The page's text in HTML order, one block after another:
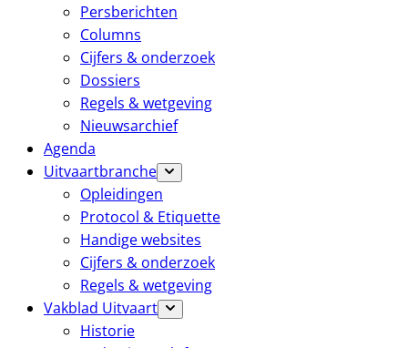
Persberichten
Columns
Cijfers & onderzoek
Dossiers
Regels & wetgeving
Nieuwsarchief
Agenda
Uitvaartbranche
Opleidingen
Protocol & Etiquette
Handige websites
Cijfers & onderzoek
Regels & wetgeving
Vakblad Uitvaart
Historie